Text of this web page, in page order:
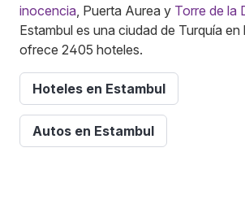
inocencia , Puerta Aurea y Torre de la
Estambul es una ciudad de Turquía en
ofrece 2405 hoteles.
Hoteles en Estambul
Autos en Estambul